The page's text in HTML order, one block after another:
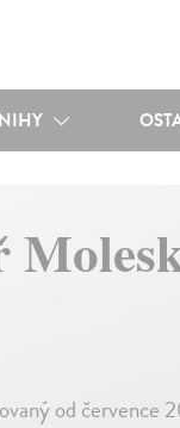
od července